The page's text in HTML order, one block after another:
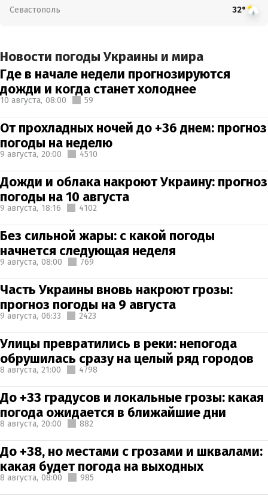
Севастополь 32°
Новости погоды Украины и мира
Где в начале недели прогнозируются
дожди и когда станет холоднее
10 августа, 08:00 59
От прохладных ночей до +36 днем: прогноз
погоды на неделю
9 августа, 20:00 4510
Дожди и облака накроют Украину: прогноз
погоды на 10 августа
9 августа, 18:16 4102
Без сильной жары: с какой погоды
начнется следующая неделя
9 августа, 08:00 769
Часть Украины вновь накроют грозы:
прогноз погоды на 9 августа
9 августа, 06:33 2423
Улицы превратились в реки: непогода
обрушилась сразу на целый ряд городов
8 августа, 21:00 4798
До +33 градусов и локальные грозы: какая
погода ожидается в ближайшие дни
8 августа, 20:00 882
До +38, но местами с грозами и шквалами:
какая будет погода на выходных
8 августа, 08:00 985